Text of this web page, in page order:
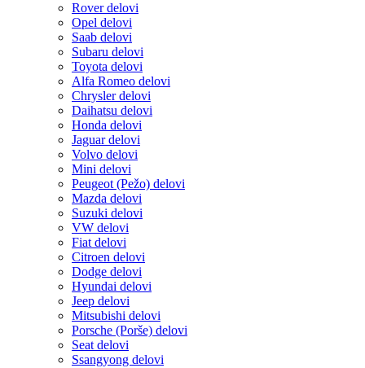
Rover delovi
Opel delovi
Saab delovi
Subaru delovi
Toyota delovi
Alfa Romeo delovi
Chrysler delovi
Daihatsu delovi
Honda delovi
Jaguar delovi
Volvo delovi
Mini delovi
Peugeot (Pežo) delovi
Mazda delovi
Suzuki delovi
VW delovi
Fiat delovi
Citroen delovi
Dodge delovi
Hyundai delovi
Jeep delovi
Mitsubishi delovi
Porsche (Porše) delovi
Seat delovi
Ssangyong delovi